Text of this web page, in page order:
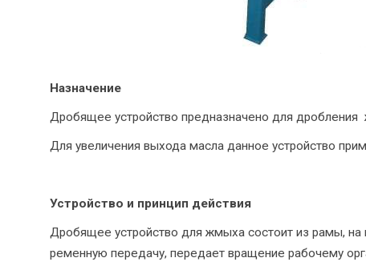
Назначение
Дробящее устройство предназначено для
Для увеличения выхода масла данное устройство
Устройство и принцип действия
Дробящее устройство для жмыха состоит из рамы, на
ременную передачу, передает вращение рабочему